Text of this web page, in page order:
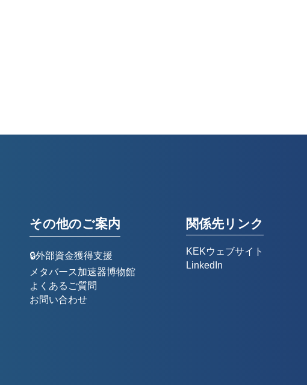
その他のご案内
🔒外部資金獲得支援
メタバース加速器博物館
よくあるご質問
お問い合わせ
関係先リンク
KEKウェブサイト
LinkedIn